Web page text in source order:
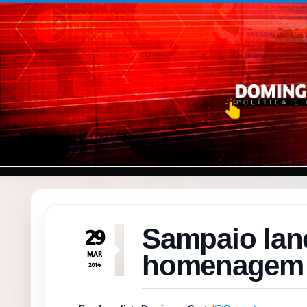
Pular para o conteúdo
29
MAR
2014
Sampaio